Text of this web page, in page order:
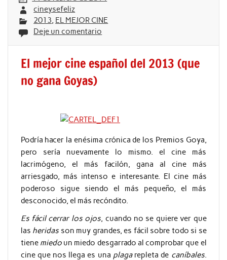
cineysefeliz
2013, EL MEJOR CINE
Deje un comentario
El mejor cine español del 2013 (que
no gana Goyas)
Podría hacer la enésima crónica de los Premios Goya,
pero sería nuevamente lo mismo. el cine más
lacrimógeno, el más facilón, gana al cine más
arriesgado, más intenso e interesante. El cine más
poderoso sigue siendo el más pequeño, el más
desconocido, el más recóndito.
Es fácil cerrar los ojos, cuando no se quiere ver que
las heridas son muy grandes, es fácil sobre todo si se
tiene miedoun miedo desgarrado al comprobar que el
cine que nos llega es una plagarepleta de caníbales.